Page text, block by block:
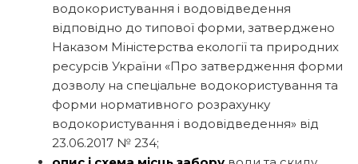
водокористування і водовідведення
відповідно до типової форми, затверджено
Наказом Міністерства екології та природних
ресурсів України «Про затвердження форми
дозволу на спеціальне водокористування та
форми нормативного розрахунку
водокористування і водовідведення» від
23.06.2017 № 234;